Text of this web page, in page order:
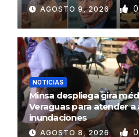
AGOSTO 9, 2026 0
NOTICIAS
Minsa despliega gira
Veraguas para atender
inundaciones
AGOSTO 8, 2026 0